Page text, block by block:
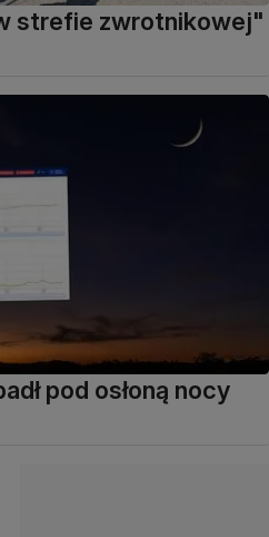
strefie zwrotnikowej"
pod osłoną nocy